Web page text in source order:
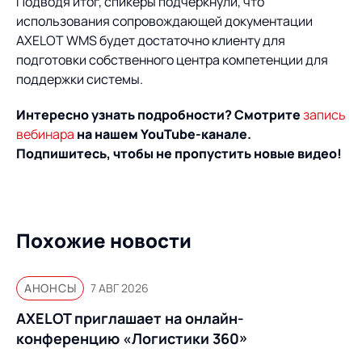
использования сопровождающей документации
AXELOT WMS будет достаточно клиенту для
подготовки собственного центра компетенции для
поддержки системы.
Интересно узнать подробности? Смотритезапись
вебинара на нашем YouTube-канале.
Подпишитесь, чтобы не пропустить новые видео!
Похожие новости
АНОНСЫ 7 АВГ 2026
AXELOT приглашает на онлайн-
конференцию «Логистики 360»